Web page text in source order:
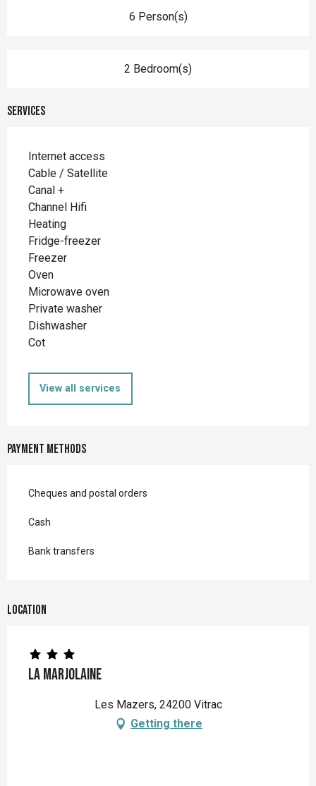
6 Person(s)
2 Bedroom(s)
Services
Internet access
Cable / Satellite
Canal +
Channel Hifi
Heating
Fridge-freezer
Freezer
Oven
Microwave oven
Private washer
Dishwasher
Cot
View all services
Payment methods
Cheques and postal orders
Cash
Bank transfers
Location
La Marjolaine
Les Mazers, 24200 Vitrac
Getting there